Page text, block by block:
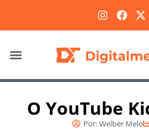
O YouTube
Por:Welber Melo